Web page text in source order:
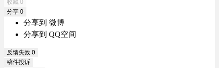
收藏 0
分享 0
分享到 微博
分享到 QQ空间
反馈失效 0
稿件投诉